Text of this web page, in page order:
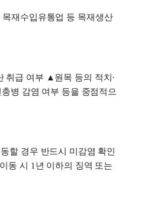
목재수입유통업 등 목재생산
취급 여부 ▲원목 등의 적치·
병 감염 여부 등을 중점적으
할 경우 반드시 미감염 확인
동 시 1 년 이하의 징역 또는